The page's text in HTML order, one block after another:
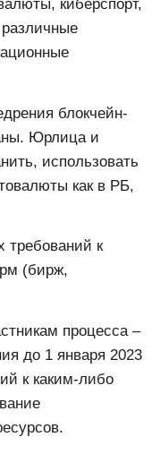
киберспорт,
различные
блокчейн-
Юрлица и
использовать
как в РБ,
требований к
(бирж,
процесса –
до 1 января 2023
к каким-либо